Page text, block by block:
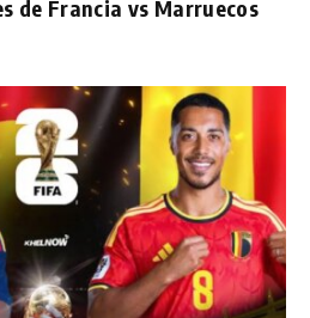
de Francia vs Marruecos